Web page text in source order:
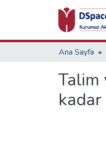
Ana Sayfa
Talim
kadar